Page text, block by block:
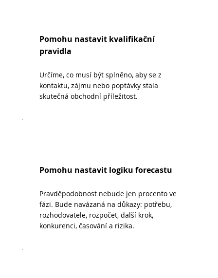
Pomohu nastavit kvalifikační
pravidla
Určíme, co musí být splněno, aby se z
kontaktu, zájmu nebo poptávky stala
skutečná obchodní příležitost.
Pomohu nastavit logiku forecastu
Pravděpodobnost nebude jen procento ve
fázi. Bude navázaná na důkazy: potřebu,
rozhodovatele, rozpočet, další krok,
konkurenci, časování a rizika.